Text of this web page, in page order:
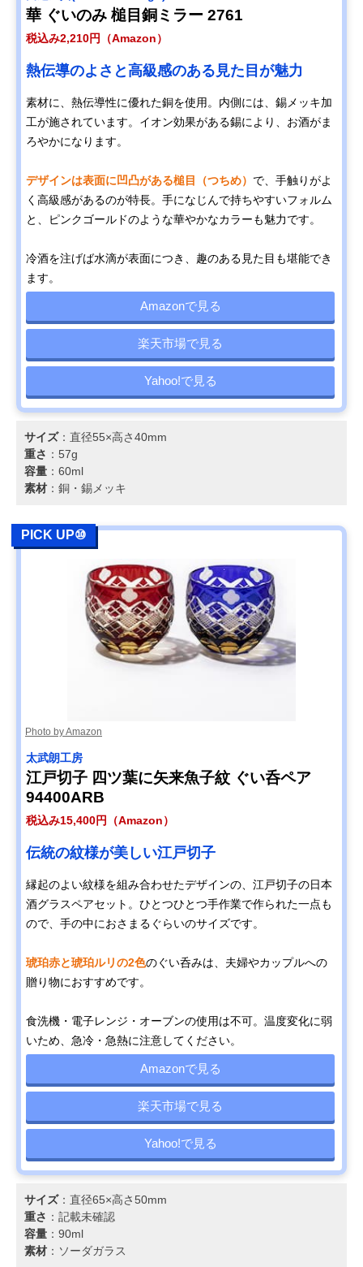
華 ぐいのみ 槌目​銅ミラー 2761
税込み2,210円（Amazon）
熱伝導のよさと高級感のある見た目が魅力
素材に、熱伝導性に優れた銅を使用。内側には、錫メッキ加
工が施されています。イオン効果がある錫により、お酒がま
ろやかになります。
デザインは表面に凹凸がある槌目（つちめ） で、手触りがよ
く高級感があるのが特長。手になじんで持ちやすいフォルム
と、ピンクゴールドのような華やかなカラーも魅力です。
冷酒を注げば水滴が表面につき、趣のある見た目も堪能でき
ます。
Amazonで見る
楽天市場で見る
Yahoo!で見る
サイズ：直径55×高さ40mm
重さ ：57g
容量 ：60ml
素材 ：銅・錫メッキ
PICK UP⑩
Photo by Amazon
太武朗工房
江戸切子 四ツ葉に矢来魚子紋 ぐい呑ペア
94400ARB
税込み15,400円（Amazon）
伝統の紋様が美しい江戸切子
縁起のよい紋様を組み合わせたデザインの、江戸切子の日本
酒グラスペアセット。ひとつひとつ手作業で作られた一点も
ので、手の中におさまるぐらいのサイズです。
琥珀赤と琥珀ルリの2色のぐい呑みは、夫婦やカップルへの
贈り物におすすめです。
食洗機・電子レンジ・オーブンの使用は不可。温度変化に弱
いため、急冷・急熱に注意してください。
Amazonで見る
楽天市場で見る
Yahoo!で見る
サイズ：直径65×高さ50mm
重さ ：記載未確認
容量 ：90ml
素材 ：ソーダガラス